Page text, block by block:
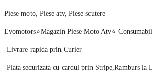
Piese moto, Piese atv, Piese scutere
Evomotors⭐️Magazin Piese Moto Atv⭐️
-Livrare rapida prin Curier
-Plata securizata cu cardul prin Stripe,Ramburs la